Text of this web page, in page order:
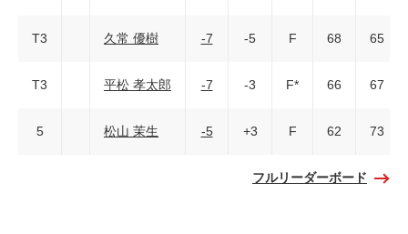
T3 久常 優樹 -7 -5 F 68 65
T3 平松 孝太郎 -7 -3 F* 66 67
5 松山 茉生 -5 +3 F 62 73
フルリーダーボード